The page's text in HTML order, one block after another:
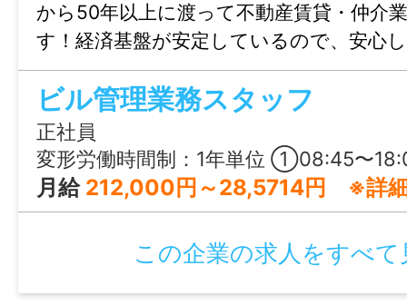
休憩時間
60分
就業日
月〜金のうち週1日〜勤務OK
休日・休暇
諸手当
から50年以上に渡って不動産賃貸・仲介
す！経済基盤が安定しているので、安心
ができますよ◎お問合せのみも大歓迎、
広島までお気軽にご連絡ください。
ビル管理業務スタッフ
正社員
変形労働時間制：1年単位 ①08:45〜
月給 212,000円～28,5714円 ※詳細は特
この企業の求人をすべて